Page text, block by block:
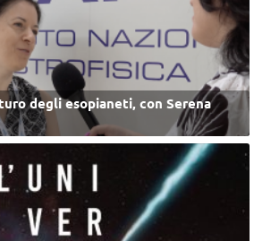
degli esopianeti, con Serena